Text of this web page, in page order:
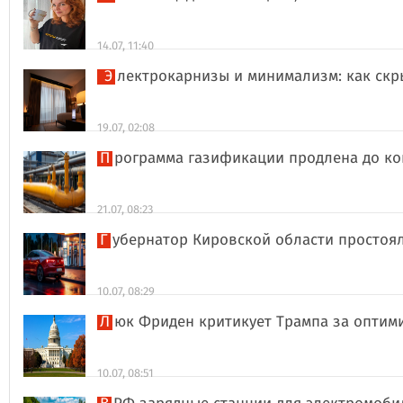
14.07, 11:40
Электрокарнизы и минимализм: как
19.07, 02:08
Программа газификации продлена до
21.07, 08:23
Губернатор Кировской области
10.07, 08:29
Люк Фриден критикует Трампа за
10.07, 08:51